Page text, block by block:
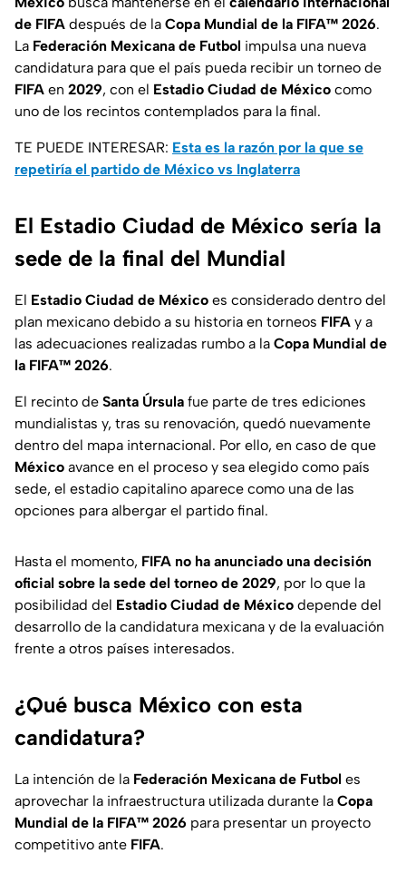
de FIFA después de la Copa Mundial de la FIFA™ 2026.
La Federación Mexicana de Futbol impulsa una nueva
candidatura para que el país pueda recibir un torneo de
FIFA en 2029, con el Estadio Ciudad de México como
uno de los recintos contemplados para la final.
TE PUEDE INTERESAR: Esta es la razón por la que se
repetiría el partido de México vs Inglaterra
El Estadio Ciudad de México sería la
sede de la final del Mundial
El Estadio Ciudad de México es considerado dentro del
plan mexicano debido a su historia en torneos FIFA y a
las adecuaciones realizadas rumbo a la Copa Mundial de
la FIFA™ 2026.
El recinto de Santa Úrsula fue parte de tres ediciones
mundialistas y, tras su renovación, quedó nuevamente
dentro del mapa internacional. Por ello, en caso de que
México avance en el proceso y sea elegido como país
sede, el estadio capitalino aparece como una de las
opciones para albergar el partido final.
Hasta el momento, FIFA no ha anunciado una decisión
oficial sobre la sede del torneo de 2029, por lo que la
posibilidad del Estadio Ciudad de México depende del
desarrollo de la candidatura mexicana y de la evaluación
frente a otros países interesados.
¿Qué busca México con esta
candidatura?
La intención de la Federación Mexicana de Futbol es
aprovechar la infraestructura utilizada durante la Copa
Mundial de la FIFA™ 2026 para presentar un proyecto
competitivo ante FIFA.